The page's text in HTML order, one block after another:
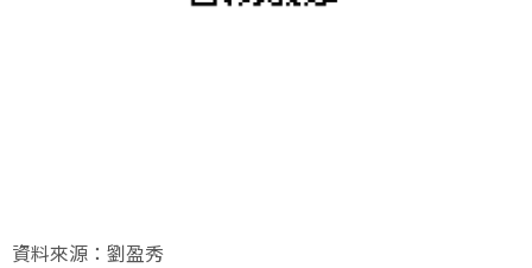
資料來源：劉盈秀